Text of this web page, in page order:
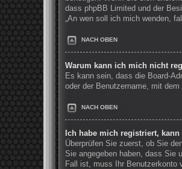
dass phpBB Limited und der
„An wen soll ich mich wenden,
NACH OBEN
Warum kann ich mich nicht
Es kann sein, dass die Board-
oder der Benutzername, mit
NACH OBEN
Ich habe mich registriert,
Überprüfen Sie zuerst, ob Sie
Sie angegeben haben, dass Sie
Fall ist, muss Ihr Benutzerkonto